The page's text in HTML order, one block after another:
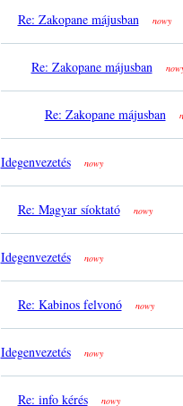
Re: Zakopane májusban nowy
Re: Zakopane májusban
Re: Zakopane májusban
Idegenvezetés nowy
Re: Magyar síoktató nowy
Idegenvezetés nowy
Re: Kabinos felvonó nowy
Idegenvezetés nowy
Re: info kérés nowy